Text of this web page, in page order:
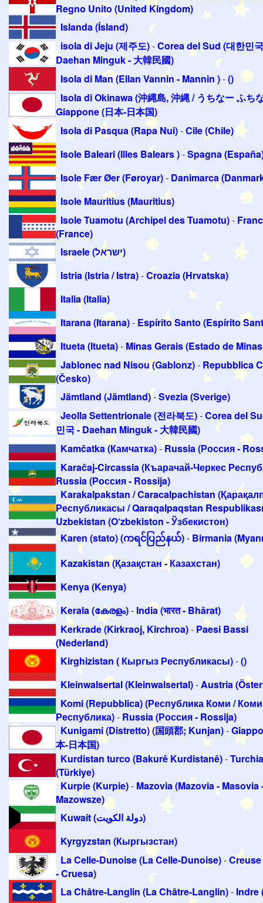
Regno Unito (United Kingdom)
Islanda (Ísland)
isola di Jeju (제주도)-Corea del Sud (대한민
Daehan Minguk - 大韓民國)
Isola di Man (Ellan Vannin - Mannin )-()
Isola di Okinawa (沖縄島, 沖縄 / うちなー ふち
Giappone (日本-日本国)
Isola di Pasqua (Rapa Nui)-Cile (Chile)
Isole Baleari (Illes Balears )-Spagna
Isole Fær Øer (Føroyar)- Danimarca
Isole Mauritius (Mauritius)
Isole Tuamotu (Archipel des Tuamotu)-
(France)
Israele (ישראל)
Istria (Istria / Istra)-Croazia (Hrvatska)
Italia (Italia)
Itarana (Itarana)- Espírito Santo (Espírito
Itueta (Itueta)- Minas Gerais (Estado de
Jablonec nad Nisou (Gablonz)- Repubblica
(Česko)
Jämtland (Jämtland)-Svezia (Sverige)
Jeolla Settentrionale (전라북도)-Corea del
민국 - Daehan Minguk - 大韓民國)
Kamčatka (Камчатка)-Russia (Россия -
Karačaj-Circassia (Къарачай-Черкес
Russia (Россия - Rossija)
Karakalpakstan / Caracalpachistan
Республикасы / Qaraqalpaqstan
Uzbekistan (O‘zbekiston - Ўзбекистон)
Karen (stato) (ကရင်ပြည်နယ်)-Birmania
Kazakistan (Қазақстан - Казахстан)
Kenya (Kenya)
Kerala (കേരളം)- India (भारत - Bhārat)
Kerkrade (Kirkraoj, Kirchroa)- Paesi Bassi
(Nederland)
Kirghizistan ( Кыргыз Республикасы)-()
Kleinwalsertal (Kleinwalsertal)-Austria
Komi (Repubblica) (Республика Коми / Коми
Республика)- Russia (Россия - Rossija)
Kunigami (Distretto) (国頭郡; Kunjan)-
本-日本国)
Kurdistan turco (Bakurê Kurdistanê)-Turchia
(Türkiye)
Kurpie (Kurpie)- Mazovia (Mazovia - Masovia
Mazowsze)
Kuwait (دولة الكويت)
Kyrgyzstan (Кыргызстан)
La Celle-Dunoise (La Celle-Dunoise)-
- Cruesa)
La Châtre-Langlin (La Châtre-Langlin)- Indre